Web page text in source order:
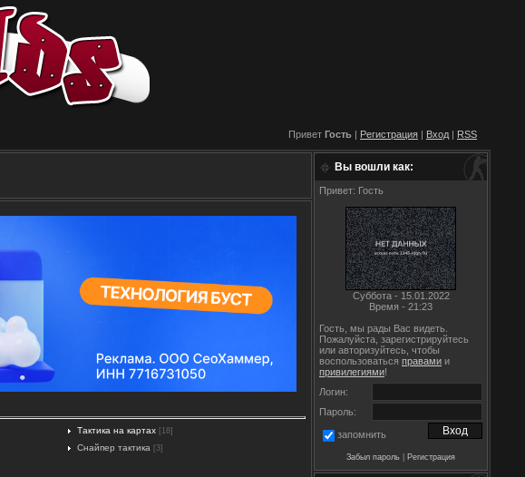
Привет Гость | Регистрация | Вход | RSS
Тактика на картах [18]
Снайпер тактика [3]
Вы вошли как:
Привет: Гость
Суббота - 15.01.2022
Время - 21:23
Гость, мы рады Вас видеть.
Пожалуйста, зарегистрируйтесь
или авторизуйтесь, чтобы
воспользоваться правами и
привилегиями!
Логин:
Пароль:
запомнить
Забыл пароль Регистрация